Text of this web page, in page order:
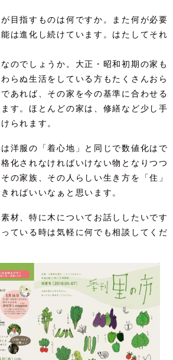
目指すものは何ですか。また何が必要
は進化し続けています。はたしてそれ
のでしょうか。大正・昭和初期の家も
らぬ生活をしている方もたくさんおら
あれば、その家を今の基準に合わせる
す。ほとんどの家は、修繕など少し手
られます。
洋服の「着心地」と同じで数値化はで
化されなければいけない物となりつつ
の家族、その人らしい生き方を「住」
ればいいなぁと思います。
材、特に木についてお話ししたいです
ている時は気軽に何でも相談してくだ